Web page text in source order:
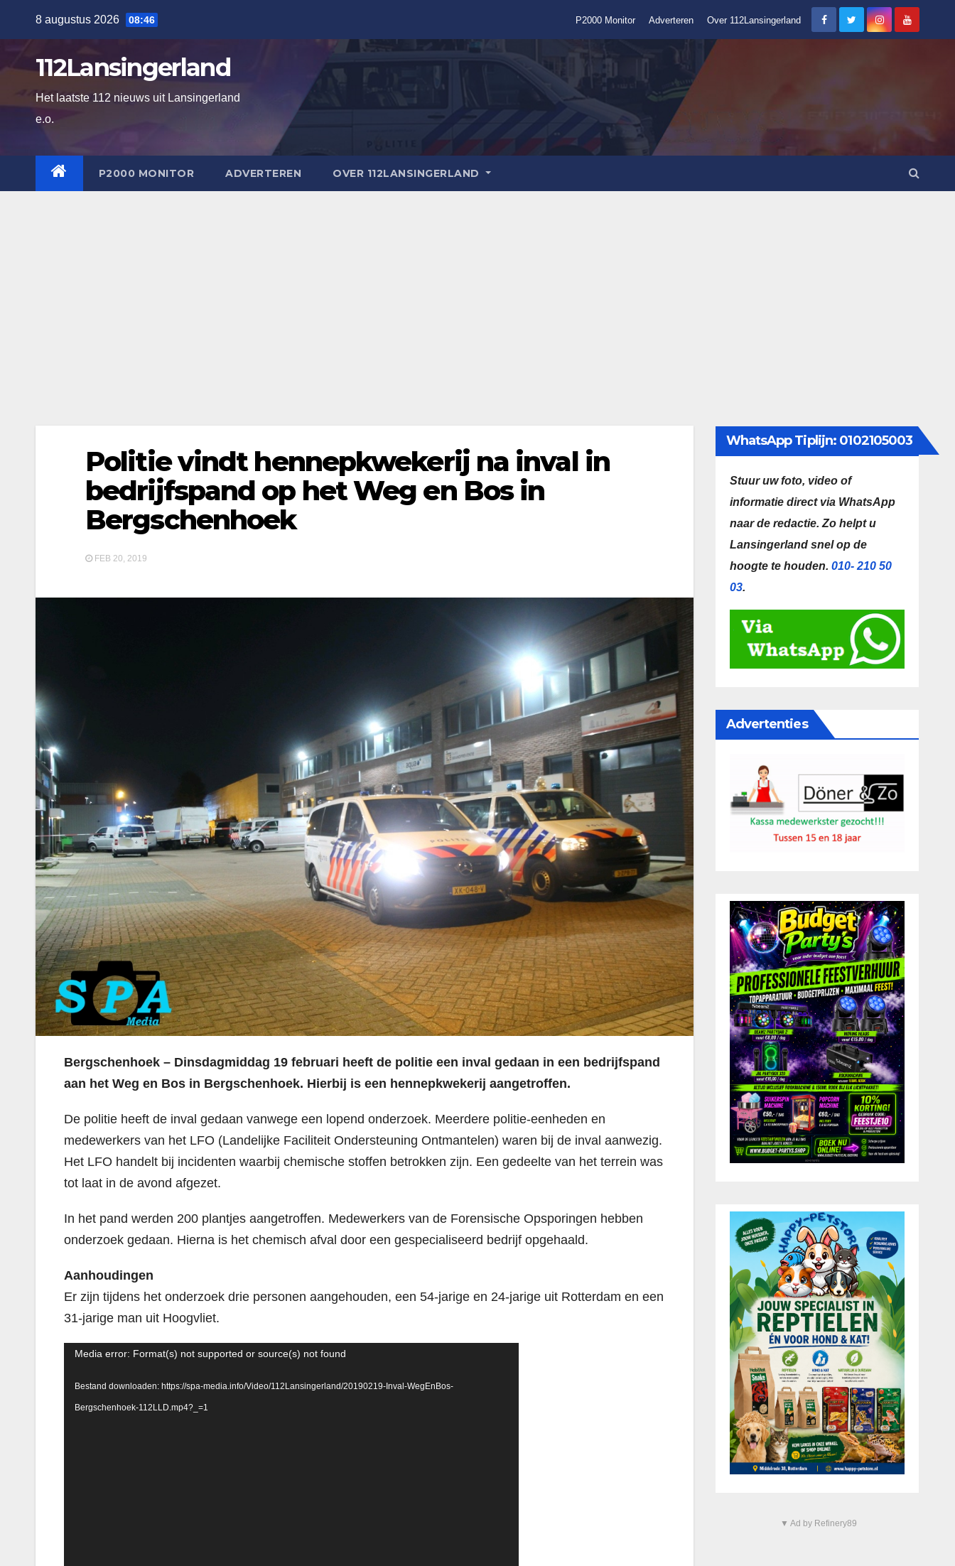
inhoud
8 augustus 2026 08:46 P2000 Monitor Adverteren Over 112Lansingerland
112Lansingerland
Het laatste 112 nieuws uit Lansingerland
e.o.
P2000 MONITOR ADVERTEREN OVER 112LANSINGERLAND
Politie vindt hennepkwekerij na inval in
bedrijfspand op het Weg en Bos in
Bergschenhoek
FEB 20, 2019
Bergschenhoek – Dinsdagmiddag 19 februari heeft de politie een inval gedaan in een bedrijfspand
aan het Weg en Bos in Bergschenhoek. Hierbij is een hennepkwekerij aangetroffen.
De politie heeft de inval gedaan vanwege een lopend onderzoek. Meerdere politie-eenheden en
medewerkers van het LFO (Landelijke Faciliteit Ondersteuning Ontmantelen) waren bij de inval aanwezig.
Het LFO handelt bij incidenten waarbij chemische stoffen betrokken zijn. Een gedeelte van het terrein was
tot laat in de avond afgezet.
In het pand werden 200 plantjes aangetroffen. Medewerkers van de Forensische Opsporingen hebben
onderzoek gedaan. Hierna is het chemisch afval door een gespecialiseerd bedrijf opgehaald.
Aanhoudingen
Er zijn tijdens het onderzoek drie personen aangehouden, een 54-jarige en 24-jarige uit Rotterdam en een
31-jarige man uit Hoogvliet.
Videospeler
Media error: Format(s) not supported or source(s) not found
Bestand downloaden: https://spa-media.info/Video/112Lansingerland/20190219-Inval-WegEnBos-
Bergschenhoek-112LLD.mp4?_=1
WhatsApp Tiplijn: 0102105003
Stuur uw foto, video of
informatie direct via WhatsApp
naar de redactie. Zo helpt u
Lansingerland snel op de
hoogte te houden. 010- 210 50
03.
Advertenties
▼ Ad by Refinery89